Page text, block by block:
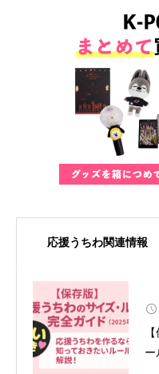
応援うちわ関連情報
ー
ッ